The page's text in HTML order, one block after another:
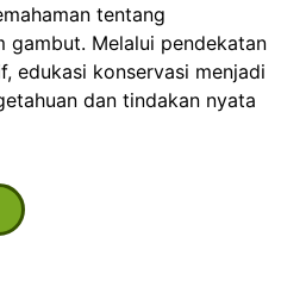
tentang
gambut. Melalui pendekatan
edukasi konservasi menjadi
dan tindakan nyata